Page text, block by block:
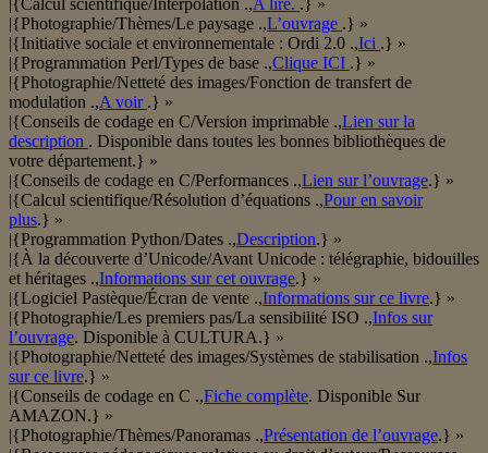
|{Calcul scientifique/Interpolation .,A lire. .} »
|{Photographie/Thèmes/Le paysage .,L’ouvrage .} »
|{Initiative sociale et environnementale : Ordi 2.0 .,Ici .} »
|{Programmation Perl/Types de base .,Clique ICI .} »
|{Photographie/Netteté des images/Fonction de transfert de
modulation .,A voir .} »
|{Conseils de codage en C/Version imprimable .,Lien sur la
description . Disponible dans toutes les bonnes bibliothèques de
votre département.} »
|{Conseils de codage en C/Performances .,Lien sur l’ouvrage.} »
|{Calcul scientifique/Résolution d’équations .,Pour en savoir
plus.} »
|{Programmation Python/Dates .,Description.} »
|{À la découverte d’Unicode/Avant Unicode : télégraphie, bidouilles
et héritages .,Informations sur cet ouvrage.} »
|{Logiciel Pastèque/Écran de vente .,Informations sur ce livre.} »
|{Photographie/Les premiers pas/La sensibilité ISO .,Infos sur
l’ouvrage. Disponible à CULTURA.} »
|{Photographie/Netteté des images/Systèmes de stabilisation .,Infos
sur ce livre.} »
|{Conseils de codage en C .,Fiche complète. Disponible Sur
AMAZON.} »
|{Photographie/Thèmes/Panoramas .,Présentation de l’ouvrage.} »